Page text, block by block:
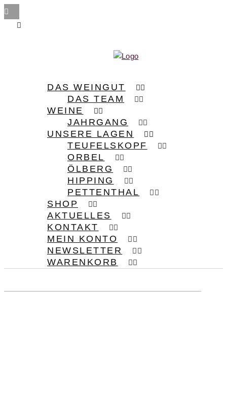
DAS WEINGUT
DAS TEAM
WEINE
JAHRGANG
UNSERE LAGEN
TEUFELSKOPF
ORBEL
ÖLBERG
HIPPING
PETTENTHAL
SHOP
AKTUELLES
KONTAKT
MEIN KONTO
NEWSLETTER
WARENKORB